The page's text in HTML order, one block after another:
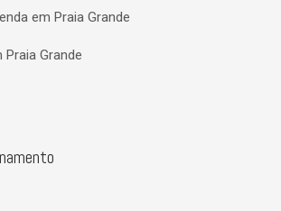
em Praia Grande
Grande